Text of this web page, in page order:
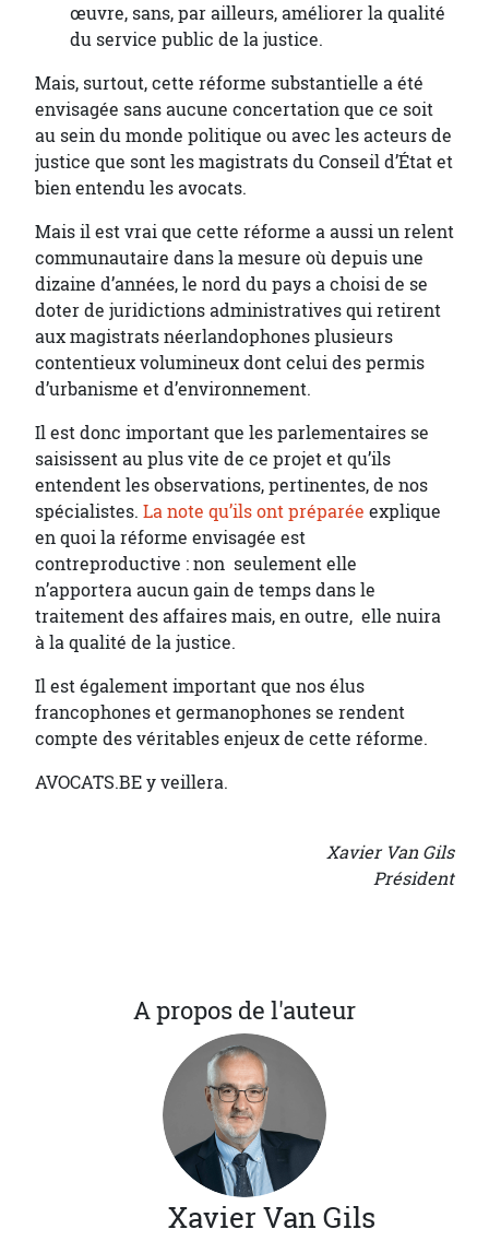
œuvre, sans, par ailleurs, améliorer la qualité
du service public de la justice.
Mais, surtout, cette réforme substantielle a été
envisagée sans aucune concertation que ce soit
au sein du monde politique ou avec les acteurs de
justice que sont les magistrats du Conseil d’État et
bien entendu les avocats.
Mais il est vrai que cette réforme a aussi un relent
communautaire dans la mesure où depuis une
dizaine d’années, le nord du pays a choisi de se
doter de juridictions administratives qui retirent
aux magistrats néerlandophones plusieurs
contentieux volumineux dont celui des permis
d’urbanisme et d’environnement.
Il est donc important que les parlementaires se
saisissent au plus vite de ce projet et qu’ils
entendent les observations, pertinentes, de nos
spécialistes. La note qu’ils ont préparée explique
en quoi la réforme envisagée est
contreproductive : non seulement elle
n’apportera aucun gain de temps dans le
traitement des affaires mais, en outre, elle nuira
à la qualité de la justice.
Il est également important que nos élus
francophones et germanophones se rendent
compte des véritables enjeux de cette réforme.
AVOCATS.BE y veillera.
Xavier Van Gils
Président
A propos de l'auteur
Xavier Van Gils